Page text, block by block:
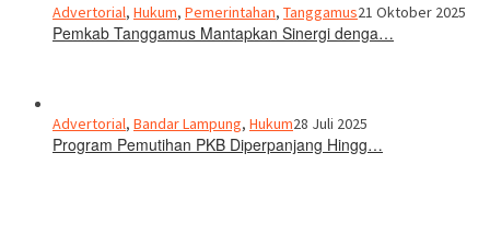
Advertorial, Hukum, Pemerintahan, Tanggamus21 Oktober 2025
Pemkab Tanggamus Mantapkan Sinergi denga…
Advertorial, Bandar Lampung, Hukum28 Juli 2025
Program Pemutihan PKB Diperpanjang Hingg…